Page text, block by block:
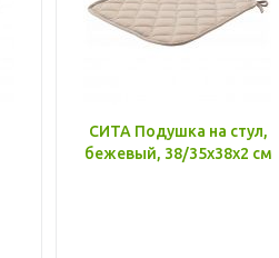
СИТА Подушка на стул,
бежевый, 38/35x38x2 см